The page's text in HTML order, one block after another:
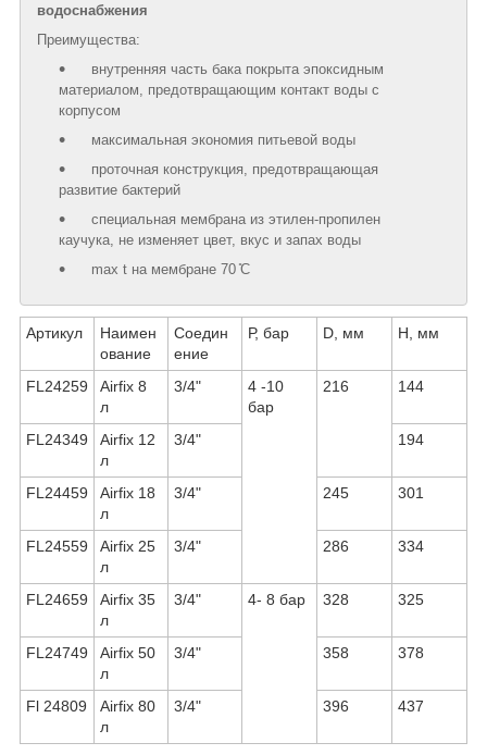
водоснабжения
Преимущества:
внутренняя часть бака покрыта эпоксидным
материалом, предотвращающим контакт воды с
корпусом
максимальная экономия питьевой воды
проточная конструкция, предотвращающая
развитие бактерий
специальная мембрана из этилен-пропилен
каучука, не изменяет цвет, вкус и запах воды
max t на мембране 70 ̊С
Артикул
Наимен
ование
Соедин
ение
Р, бар D, мм Н, мм
FL24259
Airfix 8
л
3/4"
4 -10
бар
216 144
FL24349
Airfix 12
л
3/4" 194
FL24459
Airfix 18
л
3/4" 245 301
FL24559
Airfix 25
л
3/4" 286 334
FL24659
Airfix 35
л
3/4" 4- 8 бар 328 325
FL24749
Airfix 50
л
3/4" 358 378
Fl 24809
Airfix 80
л
3/4" 396 437